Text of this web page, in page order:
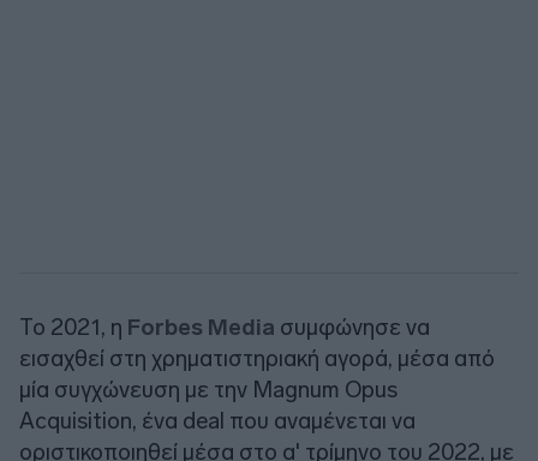
Το 2021, η Forbes Media συμφώνησε να
εισαχθεί στη χρηματιστηριακή αγορά, μέσα από
μία συγχώνευση με την Magnum Opus
Acquisition, ένα deal που αναμένεται να
οριστικοποιηθεί μέσα στο α' τρίμηνο του 2022, με